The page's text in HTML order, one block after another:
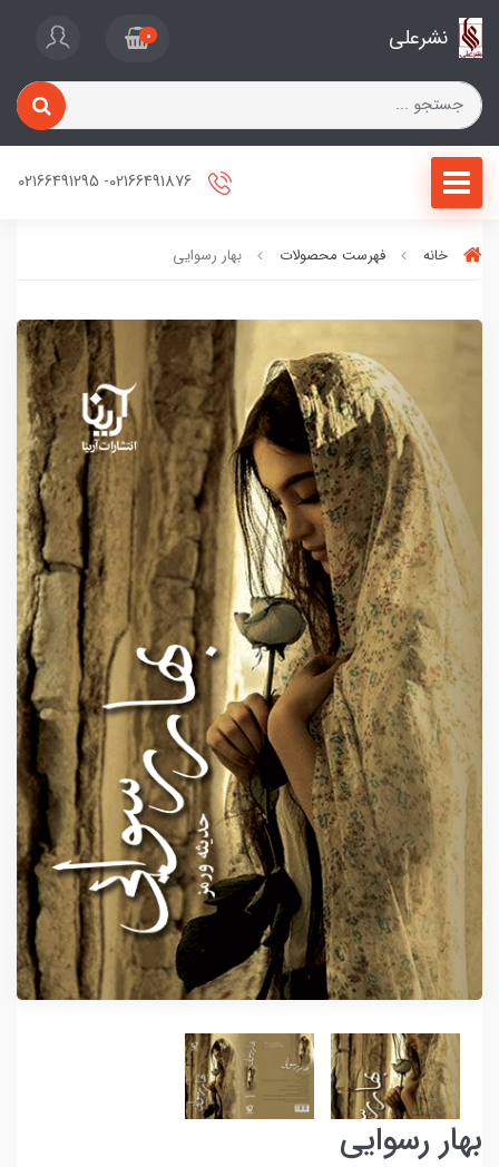
نشرعلی 0
خانه فهرست محصولات بهار رسوایی
بهار رسوایی